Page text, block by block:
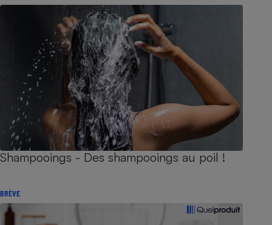
Shampooings - Des shampooings au poil !
BRÈVE